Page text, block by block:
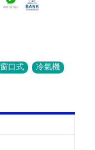
窗口式
冷氣機